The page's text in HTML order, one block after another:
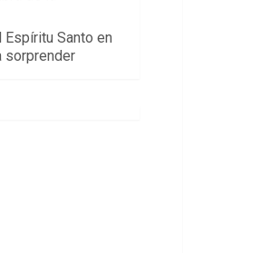
Espíritu Santo en
sorprender